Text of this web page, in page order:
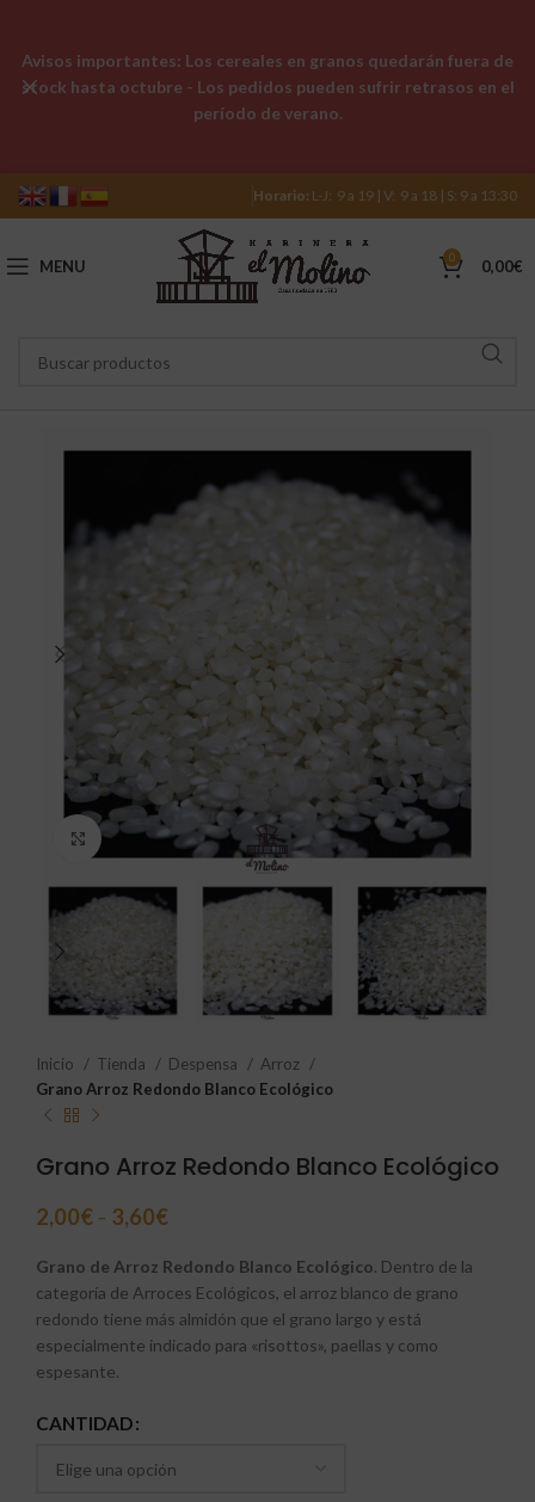
Horario: L-J: 9 a 19 | V: 9 a 18 | S: 9 a 13:30
MENU 0 0,00€
Click to enlarge
Inicio Tienda Despensa
Arroz
Grano Arroz Redondo Blanco Ecológico
Grano Arroz Redondo Blanco Ecológico
2,00€ - 3,60€
Grano de Arroz Redondo Blanco Ecológico. Dentro de la
categoría de Arroces Ecológicos, el arroz blanco de grano
redondo tiene más almidón que el grano largo y está
especialmente indicado para «risottos», paellas y como
espesante.
CANTIDAD
Avisos importantes: Los cereales en granos quedarán fuera de
stock hasta octubre - Los pedidos pueden sufrir retrasos en el
período de verano.